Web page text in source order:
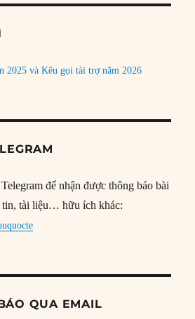
2025 và Kêu gọi tài trợ năm 2026
để nhận được thông báo bài
tin, tài liệu… hữu ích khác:
QUA EMAIL